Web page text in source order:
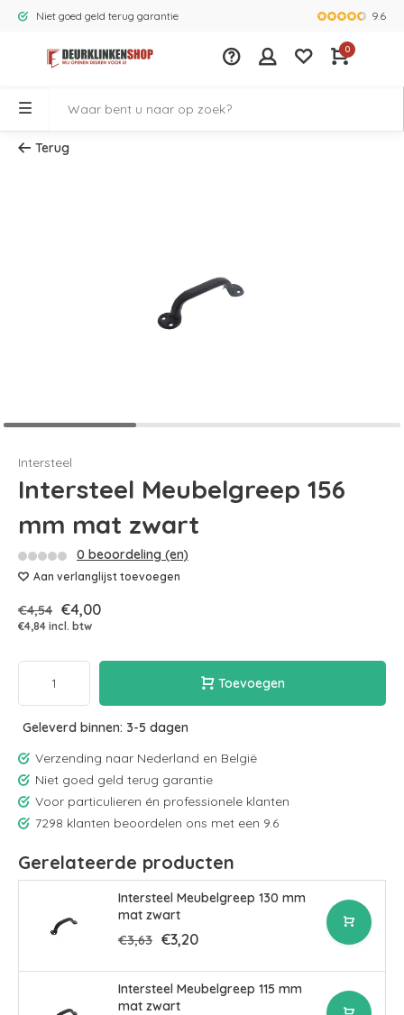
Niet goed geld terug garantie Grootste
9.6
0
Terug
Intersteel
Intersteel Meubelgreep 156
mm mat zwart
0 beoordeling (en)
Aan verlanglijst toevoegen
€4,54 €4,00
€4,84 incl. btw
Toevoegen
Geleverd binnen: 3-5 dagen
Verzending naar Nederland en België
Niet goed geld terug garantie
Voor particulieren én professionele klanten
7298 klanten beoordelen ons met een 9.6
Gerelateerde producten
Intersteel Meubelgreep 130 mm
mat zwart
€3,63 €3,20
Intersteel Meubelgreep 115 mm
mat zwart